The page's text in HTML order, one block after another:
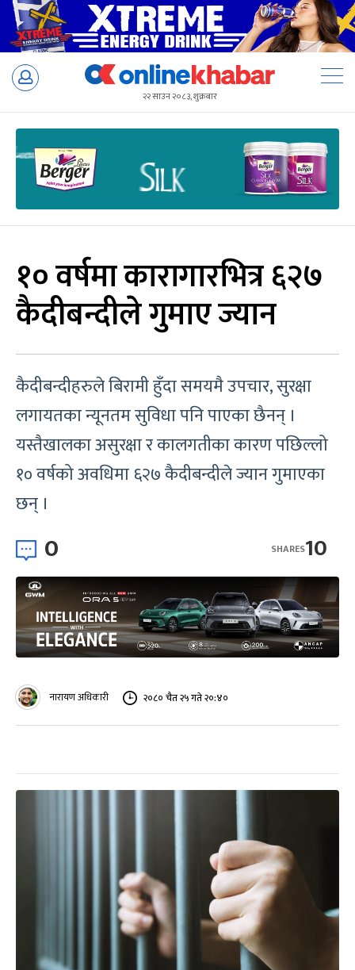
Skip
२२ साउन २०८३, शुक्रबार
१० वर्षमा कारागारभित्र ६२७
कैदीबन्दीले गुमाए ज्यान
कैदीबन्दीहरुले बिरामी हुँदा समयमै उपचार, सुरक्षा
लगायतका न्यूनतम सुविधा पनि पाएका छैनन् ।
यस्तैखालका असुरक्षा र कालगतीका कारण पछिल्लो
१० वर्षको अवधिमा ६२७ कैदीबन्दीले ज्यान गुमाएका
छन् ।
0 10
SHARES
नारायण अधिकारी २०८० चैत २५ गते २०:४०